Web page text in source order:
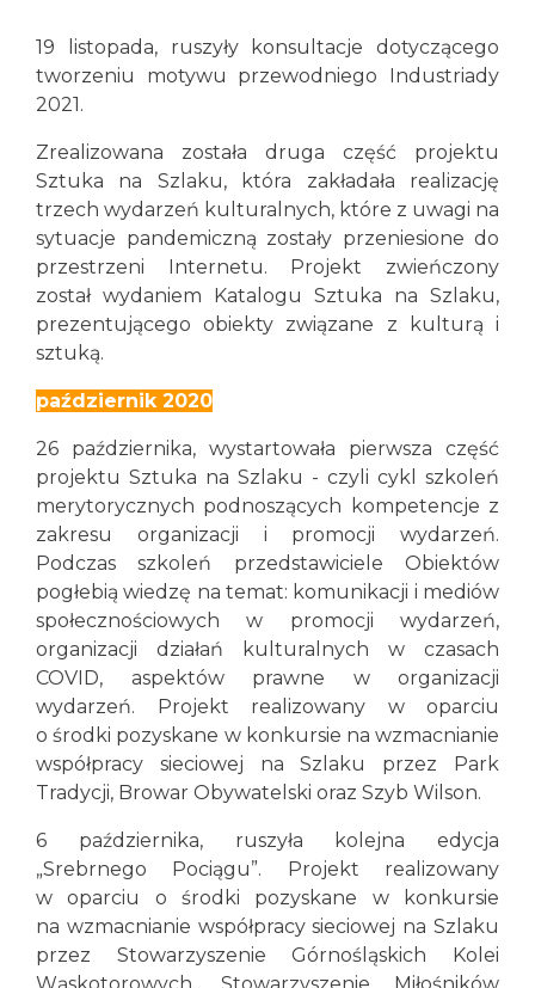
19 listopada, ruszyły konsultacje dotyczącego
tworzeniu motywu przewodniego Industriady
2021.
Zrealizowana została druga część projektu
Sztuka na Szlaku, która zakładała realizację
trzech wydarzeń kulturalnych, które z uwagi na
sytuacje pandemiczną zostały przeniesione do
przestrzeni Internetu. Projekt zwieńczony
został wydaniem Katalogu Sztuka na Szlaku,
prezentującego obiekty związane z kulturą i
sztuką.
październik 2020
26 października, wystartowała pierwsza część
projektu Sztuka na Szlaku - czyli cykl szkoleń
merytorycznych podnoszących kompetencje z
zakresu organizacji i promocji wydarzeń.
Podczas szkoleń przedstawiciele Obiektów
pogłebią wiedzę na temat: komunikacji i mediów
społecznościowych w promocji wydarzeń,
organizacji działań kulturalnych w czasach
COVID, aspektów prawne w organizacji
wydarzeń. Projekt realizowany w oparciu
o środki pozyskane w konkursie na wzmacnianie
współpracy sieciowej na Szlaku przez Park
Tradycji, Browar Obywatelski oraz Szyb Wilson.
6 października, ruszyła kolejna edycja
„Srebrnego Pociągu”. Projekt realizowany
w oparciu o środki pozyskane w konkursie
na wzmacnianie współpracy sieciowej na Szlaku
przez Stowarzyszenie Górnośląskich Kolei